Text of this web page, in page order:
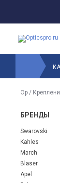
Op /
БРЕНДЫ
Swarovski
Kahles
March
Blaser
Apel